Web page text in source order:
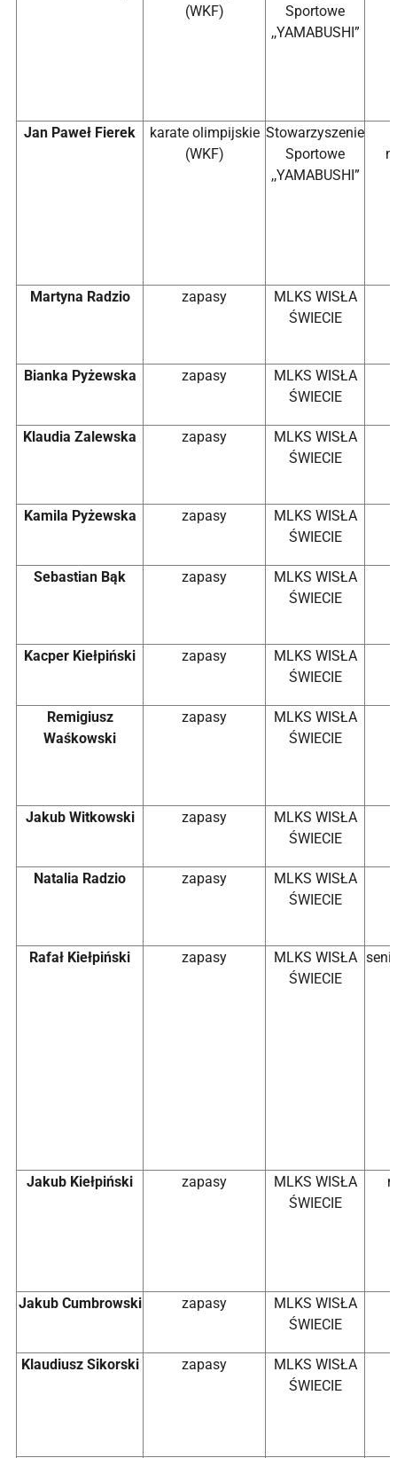
(WKF)
Sportowe
,,YAMABUSHI”
Jan Paweł Fierek
karate olimpijskie
(WKF)
Stowarzyszenie
Sportowe
,,YAMABUSHI”
Martyna Radzio zapasy
MLKS WISŁA
ŚWIECIE
Bianka Pyżewska zapasy
MLKS WISŁA
ŚWIECIE
Klaudia Zalewska zapasy
MLKS WISŁA
ŚWIECIE
Kamila Pyżewska zapasy
MLKS WISŁA
ŚWIECIE
Sebastian Bąk zapasy
MLKS WISŁA
ŚWIECIE
Kacper Kiełpiński zapasy
MLKS WISŁA
ŚWIECIE
Remigiusz
Waśkowski
zapasy
MLKS WISŁA
ŚWIECIE
Jakub Witkowski zapasy
MLKS WISŁA
ŚWIECIE
Natalia Radzio zapasy
MLKS WISŁA
ŚWIECIE
Rafał Kiełpiński zapasy
MLKS WISŁA
ŚWIECIE
Jakub Kiełpiński zapasy
MLKS WISŁA
ŚWIECIE
Jakub Cumbrowski zapasy
MLKS WISŁA
ŚWIECIE
Klaudiusz Sikorski zapasy
MLKS WISŁA
ŚWIECIE